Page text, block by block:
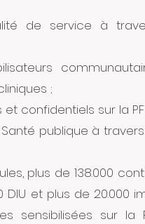
de service à
;
confidentiels sur la PF
publique à
plus de 138.000
DIU et plus de 20.000
sensibilisées sur la